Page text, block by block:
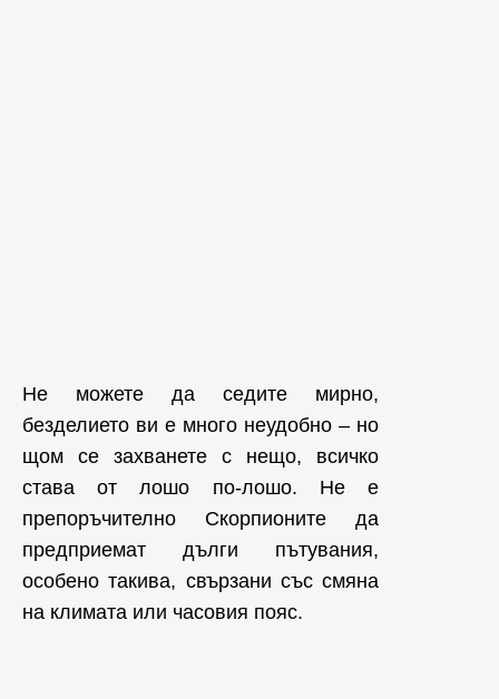
Не можете да седите мирно,
безделието ви е много неудобно – но
щом се захванете с нещо, всичко
става от лошо по-лошо. Не е
препоръчително Скорпионите да
предприемат дълги пътувания,
особено такива, свързани със смяна
на климата или часовия пояс.